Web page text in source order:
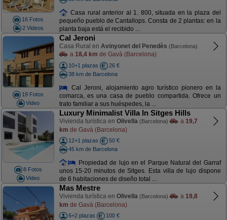
16 Fotos
2 Videos
Casa rural anterior al 1. 800, situada en la plaza del
pequeño pueblo de Cantallops. Consta de 2 plantas: en la
planta baja está el recibido ...
19 Fotos
Video
Cal Jeroni
Casa Rural en Avinyonet del Penedès (Barcelona)
a 18,4 km de Gavà (Barcelona)
10+1 plazas
26 €
38 km de Barcelona
Cal Jeroni, alojamiento agro turístico pionero en la
comarca, es una casa de pueblo compartida. Ofrece un
trato familiar a sus huéspedes, la ...
8 Fotos
Video
Luxury Minimalist Villa In Sitges Hills
Vivienda turística en Olivella (Barcelona) a 19,7
km de Gavà (Barcelona)
12+1 plazas
50 €
45 km de Barcelona
Propiedad de lujo en el Parque Natural del Garraf
unos 15-20 minutos de Sitges. Esta villa de lujo dispone
de 6 habitaciones de diseño total ...
Mas Mestre
Vivienda turística en Olivella (Barcelona) a 19,8
km de Gavà (Barcelona)
6+2 plazas
100 €